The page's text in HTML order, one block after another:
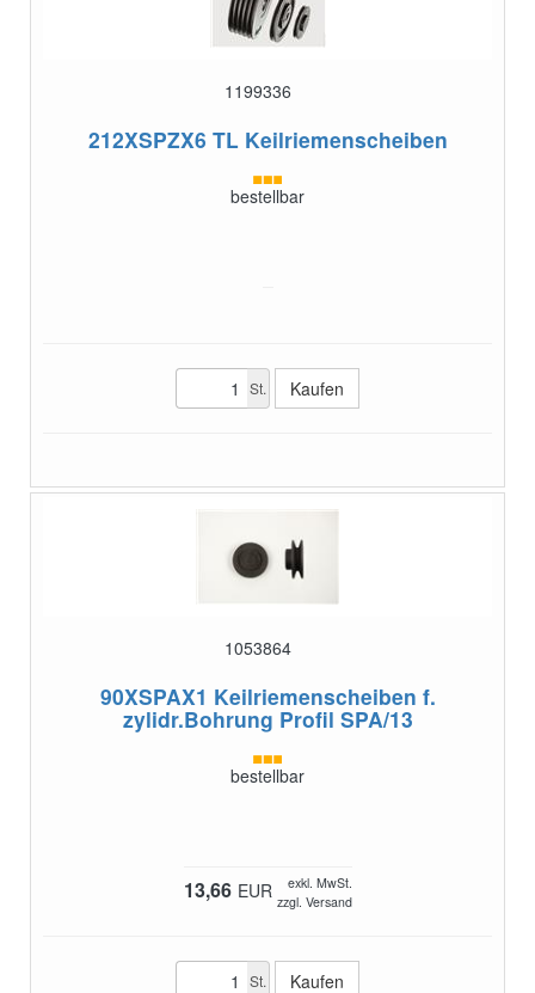
1199336
212XSPZX6 TL Keilriemenscheiben
bestellbar
St.
1053864
90XSPAX1 Keilriemenscheiben f.
zylidr.Bohrung Profil SPA/13
bestellbar
13,66 EUR
exkl. MwSt.
zzgl. Versand
St.